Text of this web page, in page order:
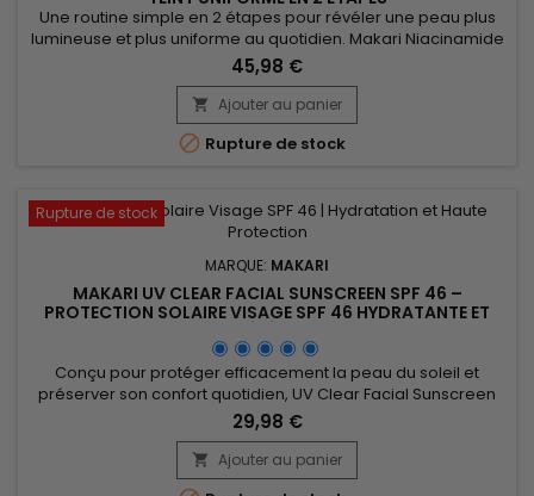
Une routine simple en 2 étapes pour révéler une peau plus
lumineuse et plus uniforme au quotidien. Makari Niacinamide
Glow Duo associe un nettoyant et un sérum pour purifier la
peau, lisser sa texture et améliorer visiblement son
apparence. Dès les premières utilisations, la peau paraît plus
douce, plus nette et le teint plus harmonieux. Une solution...
45,98 €
 Ajouter au panier
 Rupture de stock
Rupture de stock
MARQUE: MAKARI
MAKARI UV CLEAR FACIAL SUNSCREEN SPF 46 –
PROTECTION SOLAIRE VISAGE SPF 46 HYDRATANTE ET
Conçu pour protéger efficacement la peau du soleil et
préserver son confort quotidien, UV Clear Facial Sunscreen
SPF 46 est un soin solaire visage à large spectre idéal pour
une utilisation quotidienne. Sa formule associe le Zinc Oxide,
la Niacinamide, l’Acide Lactique et l’huile d’amande douce
(Prunus Amygdalus Dulcis) afin d’aider à protéger la...
29,98 €
 Ajouter au panier